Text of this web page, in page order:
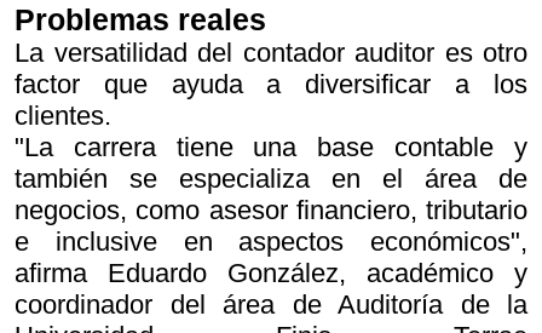
Problemas reales
La versatilidad del contador auditor es otro
factor que ayuda a diversificar a los
clientes.
"La carrera tiene una base contable y
también se especializa en el área de
negocios, como asesor financiero, tributario
e inclusive en aspectos económicos",
afirma Eduardo González, académico y
coordinador del área de Auditoría de la